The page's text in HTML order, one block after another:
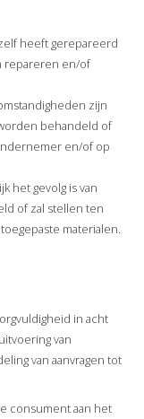
heeft gerepareerd
repareren en/of
zijn
behandeld of
en/of op
het gevolg is van
of zal stellen ten
materialen.
in acht
van
van aanvragen tot
consument aan het